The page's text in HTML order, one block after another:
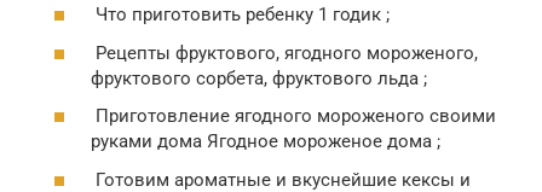
Что приготовить ребенку 1 годик ;
Рецепты фруктового, ягодного мороженого,
фруктового сорбета, фруктового льда ;
Приготовление ягодного мороженого своими
руками дома Ягодное мороженое дома ;
Готовим ароматные и вкуснейшие кексы и